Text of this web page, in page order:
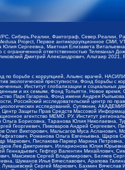
Сибирь.Реалии, Фактограф, Север.Реалии,
Project, Первое антикоррупционное СМИ,
Сергеевна, Маетная Елизавета
ответственностью Телеканал
Дмитрий Александрович, Альтаир 2021,
по борьбе с коррупцией, Альянс врачей,
преступности, Фонд борьбы с
Институт глобализации и
и их семьям, Фонд Тольятти, Новое время,
Парк Гагарина, Фонд имени Андрея
Российский исследовательский центр по
исследований, Сутяжник,
Защиты Прав Средств Массовой
агентство МЕМО. РУ, Институт
Борисовна, Таранова Юлия Николаевна,
Георгиевич, Пивоваров Андрей Сергеевич,
Викторович, Мальсагов Муса Асланович,
Романова Ольга Евгеньевна, Щаров
Пислакова-Паркер Марина
Лев Дмитриевич, Илларионова Юлия
Гефтер Валентин Михайлович,
Максимов Сергей Владимирович, Беляев
Шуманов Илья Вячеславович, Арапова
Сергей Маркович, Бахмин